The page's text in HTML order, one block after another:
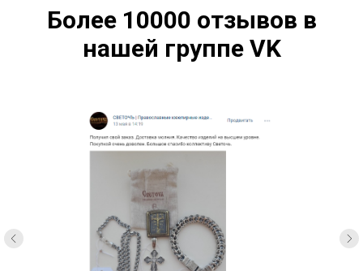
Более 10000 отзывов в
нашей группе VK